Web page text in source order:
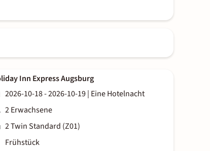
Inn Express Augsburg
2026-10-18 - 2026-10-19| Eine Hotelnacht
2 Erwachsene
2 Twin Standard (Z01)
Frühstück